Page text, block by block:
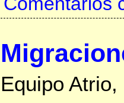
Equipo